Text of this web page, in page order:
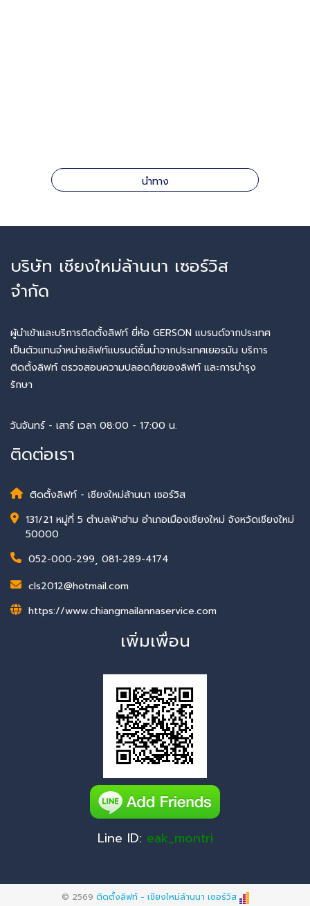
นำทาง
บริษัท เชียงใหม่ล้านนา เซอร์วิส
จำกัด
ผู้นำเข้าและบริการติดตั้งลิฟท์ ยี่ห้อ GERSON แบรนด์จากประเทศ
เป็นตัวแทนจำหน่ายลิฟท์แบรนด์ชั้นนำจากประเทศเยอรมัน บริการ
ติดตั้งลิฟท์ ตรวจสอบความปลอดภัยของลิฟท์ และการบำรุง
รักษา
วันจันทร์ - เสาร์ เวลา 08:00 - 17:00 น.
ติดต่อเรา
ติดตั้งลิฟท์ - เชียงใหม่ล้านนา เซอร์วิส
131/21 หมู่ที่ 5 ตำบลฟ้าฮ่าม อำเภอเมืองเชียงใหม่ จังหวัดเชียงใหม่
50000
052-000-299, 081-289-4174
cls2012@hotmail.com
https://www.chiangmailannaservice.com
เพิ่มเพื่อน
Line ID: eak_montri
© 2569 ติดตั้งลิฟท์ - เชียงใหม่ล้านนา เซอร์วิส